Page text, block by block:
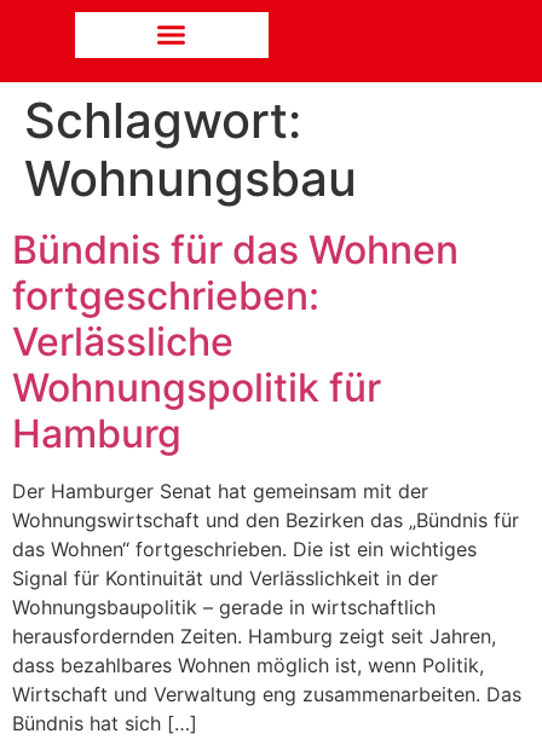
Schlagwort:
Wohnungsbau
Bündnis für das Wohnen
fortgeschrieben:
Verlässliche
Wohnungspolitik für
Hamburg
Der Hamburger Senat hat gemeinsam mit der
Wohnungswirtschaft und den Bezirken das „Bündnis für
das Wohnen“ fortgeschrieben. Die ist ein wichtiges
Signal für Kontinuität und Verlässlichkeit in der
Wohnungsbaupolitik – gerade in wirtschaftlich
herausfordernden Zeiten. Hamburg zeigt seit Jahren,
dass bezahlbares Wohnen möglich ist, wenn Politik,
Wirtschaft und Verwaltung eng zusammenarbeiten. Das
Bündnis hat sich […]